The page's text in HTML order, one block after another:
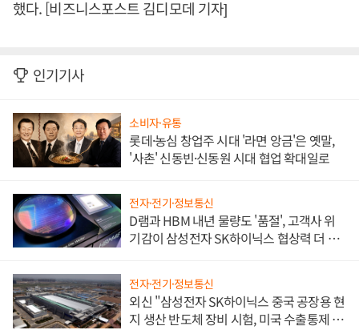
했다. [비즈니스포스트 김디모데 기자]
인기기사
소비자·유통
롯데·농심 창업주 시대 '라면 앙금'은 옛말,
'사촌' 신동빈·신동원 시대 협업 확대일로
전자·전기·정보통신
D램과 HBM 내년 물량도 '품절', 고객사 위
기감이 삼성전자 SK하이닉스 협상력 더 키
전자·전기·정보통신
외신 "삼성전자 SK하이닉스 중국 공장용 현
지 생산 반도체 장비 시험, 미국 수출통제 대